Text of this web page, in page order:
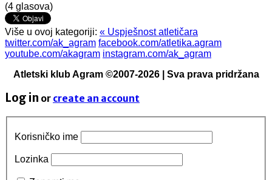
(4 glasova)
Više u ovoj kategoriji: « Uspješnost atletičara
twitter.com/ak_agram facebook.com/atletika.agram
youtube.com/akagram instagram.com/ak_agram
Atletski klub Agram ©2007-2026 | Sva prava pridržana
Log in or create an account
Korisničko ime
Lozinka